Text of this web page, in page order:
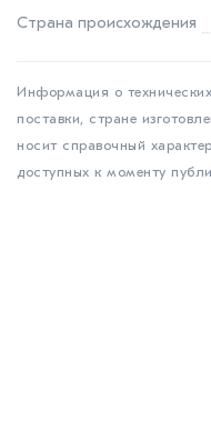
Страна происхождения
Информация о
поставки, стране
носит справочный
доступных к моменту